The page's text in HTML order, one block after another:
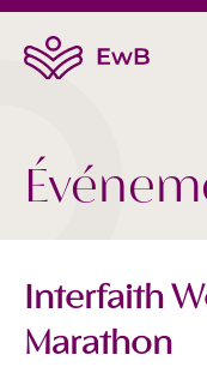
Interfaith
Marathon